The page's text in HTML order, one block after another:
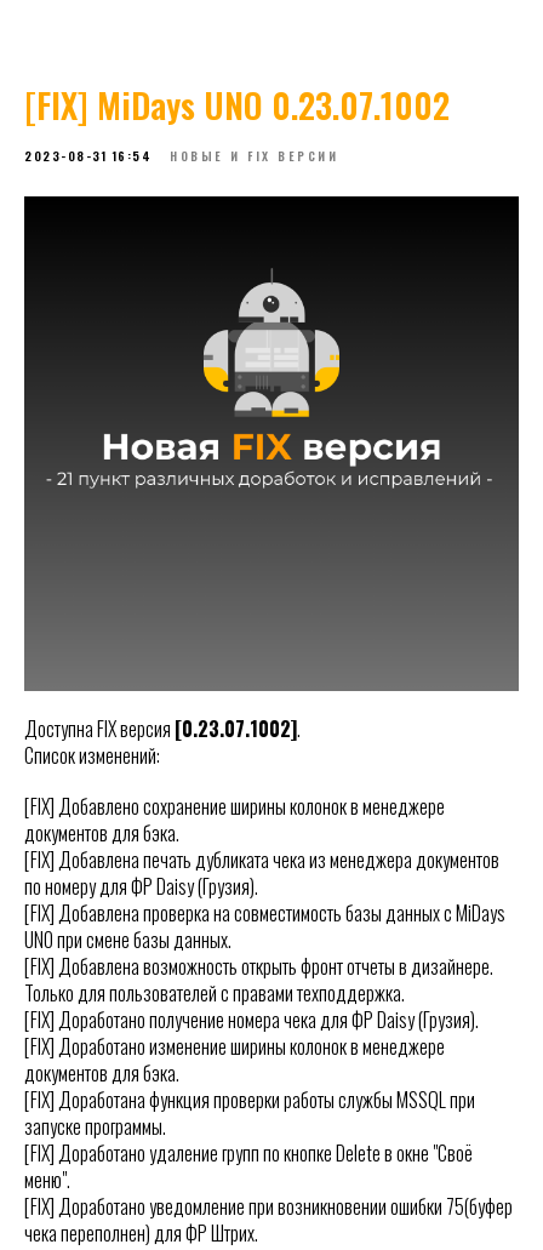
[FIX] MiDays UNO 0.23.07.1002
2023-08-31 16:54 НОВЫЕ И FIX ВЕРСИИ
Доступна FIX версия [0.23.07.1002].
Список изменений:
[FIX] Добавлено сохранение ширины колонок в менеджере
документов для бэка.
[FIX] Добавлена печать дубликата чека из менеджера документов
по номеру для ФР Daisy (Грузия).
[FIX] Добавлена проверка на совместимость базы данных с MiDays
UNO при смене базы данных.
[FIX] Добавлена возможность открыть фронт отчеты в дизайнере.
Только для пользователей с правами техподдержка.
[FIX] Доработано получение номера чека для ФР Daisy (Грузия).
[FIX] Доработано изменение ширины колонок в менеджере
документов для бэка.
[FIX] Доработана функция проверки работы службы MSSQL при
запуске программы.
[FIX] Доработано удаление групп по кнопке Delete в окне "Своё
меню".
[FIX] Доработано уведомление при возникновении ошибки 75(буфер
чека переполнен) для ФР Штрих.